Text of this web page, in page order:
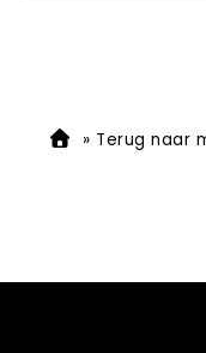
» Terug naar